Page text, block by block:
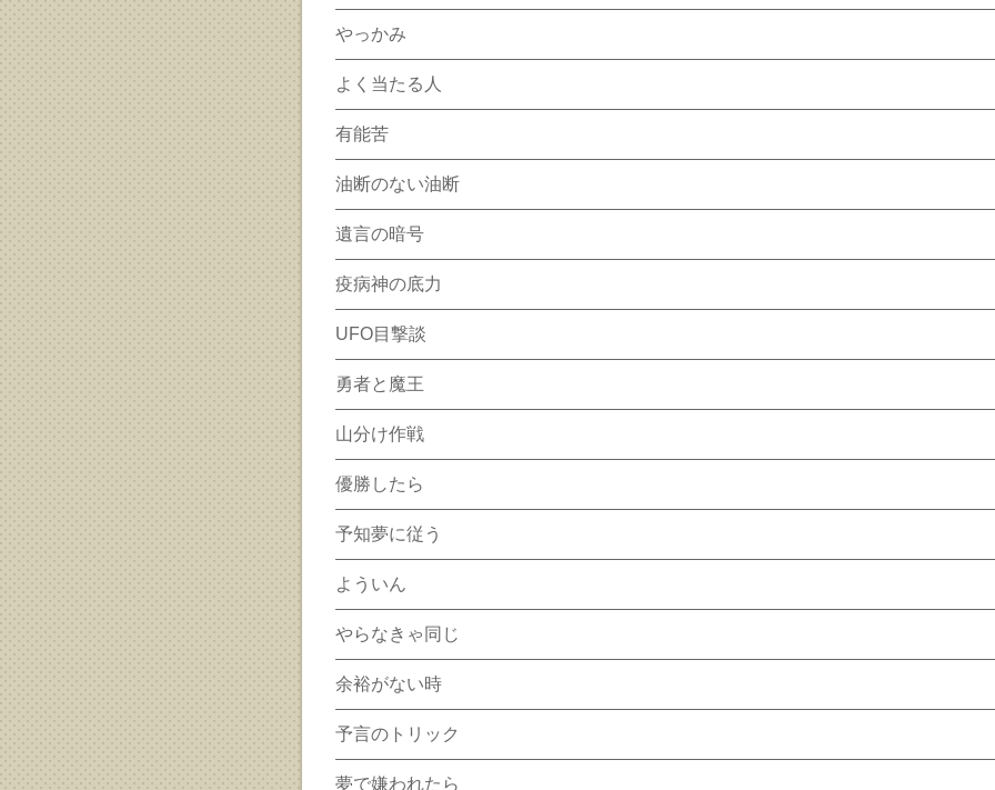
やっかみ
よく当たる人
有能苦
油断のない油断
遺言の暗号
疫病神の底力
UFO目撃談
勇者と魔王
山分け作戦
優勝したら
予知夢に従う
よういん
やらなきゃ同じ
余裕がない時
予言のトリック
夢で嫌われたら